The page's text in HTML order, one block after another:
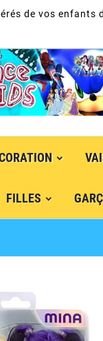
de vos enfants
FILLES